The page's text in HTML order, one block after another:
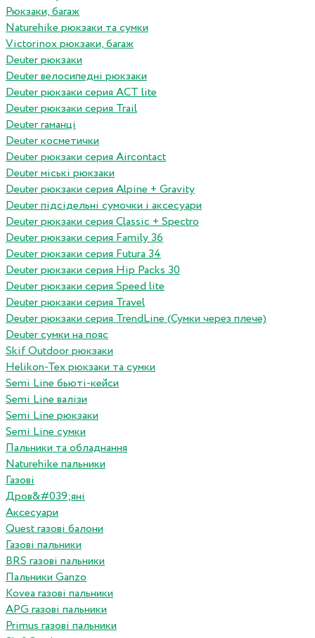
Рюкзаки, багаж
Naturehike рюкзаки та сумки
Victorinox рюкзаки, багаж
Deuter рюкзаки
Deuter велосипедні рюкзаки
Deuter рюкзаки серия ACT lite
Deuter рюкзаки серия Trail
Deuter гаманці
Deuter косметички
Deuter рюкзаки серия Aircontact
Deuter міські рюкзаки
Deuter рюкзаки серия Alpine + Gravity
Deuter підсідельні сумочки і аксесуари
Deuter рюкзаки серия Classic + Spectro
Deuter рюкзаки серия Family 36
Deuter рюкзаки серия Futura 34
Deuter рюкзаки серия Hip Packs 30
Deuter рюкзаки серия Speed lite
Deuter рюкзаки серия Travel
Deuter рюкзаки серия TrendLine (Сумки через плече)
Deuter сумки на пояс
Skif Outdoor рюкзаки
Helikon-Tex рюкзаки та сумки
Semi Line бьюті-кейси
Semi Line валізи
Semi Line рюкзаки
Semi Line сумки
Пальники та обладнання
Naturehike пальники
Газові
Дров&#039;яні
Аксесуари
Quest газові балони
Газові пальники
BRS газові пальники
Пальники Ganzo
Kovea газові пальники
APG газові пальники
Primus газові пальники